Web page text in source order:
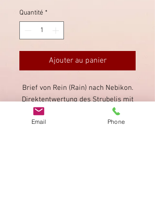
Quantité *
Ajouter au panier
Brief von Rein (Rain) nach Nebikon.
Direktentwertung des Strubelis mit
dem Stabstempel. Unsauber
gestempelt, schlecht lesbar.
Email Phone